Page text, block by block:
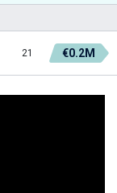
21 €0.2M